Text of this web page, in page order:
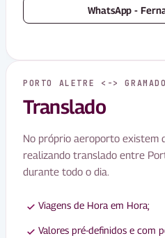
WhatsApp -
PORTO ALETRE <-> GRAMADO
Translado
No próprio aeroporto existem
realizando translado entre
durante todo o dia.
Viagens de Hora em Hora;
Valores pré-definidos e com